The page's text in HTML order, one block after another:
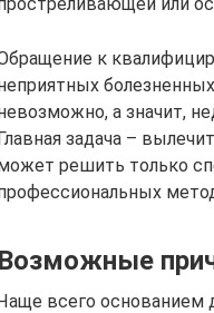
к
а значит,
задача –
решить только
Возможные
всего основанием